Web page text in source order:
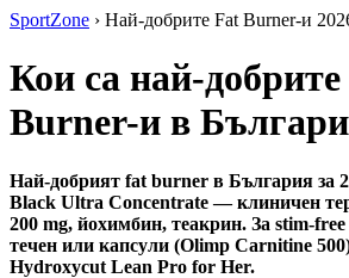
SportZone › Най-добрите Fat Burner-и
Кои са най-
Burner-и в
Най-добрият fat burner в България за
Black Ultra Concentrate — клиничен
200 mg, йохимбин, теакрин. За stim-
течен или капсули (Olimp Carnitine
Hydroxycut Lean Pro for Her.